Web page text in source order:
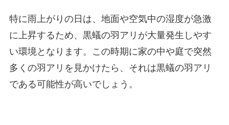
特に雨上がりの日は、地面や空気中の湿度が急激
に上昇するため、黒蟻の羽アリが大量発生しやす
い環境となります。この時期に家の中や庭で突然
多くの羽アリを見かけたら、それは黒蟻の羽アリ
である可能性が高いでしょう。